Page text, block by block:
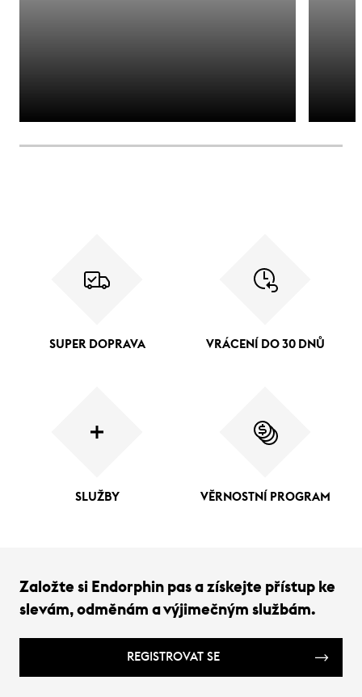
SUPER DOPRAVA VRÁCENÍ DO 30 DNŮ
SLUŽBY VĚRNOSTNÍ PROGRAM
Založte si Endorphin pas a získejte přístup ke
slevám, odměnám a výjimečným službám.
REGISTROVAT SE